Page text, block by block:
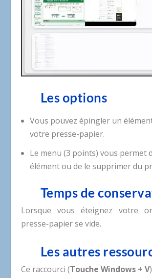
Les options
Vous pouvez épingler un
votre presse-papier.
Le menu (3 points) vous permet
élément ou de le supprimer du
Temps de
Lorsque vous éteignez votre
presse-papier se vide.
Les autres
Ce raccourci (Touche Windows + V